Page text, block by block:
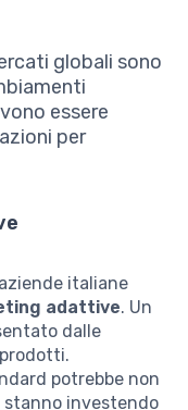
globali sono
essere
per
italiane
adattive. Un
dalle
potrebbe non
stanno investendo